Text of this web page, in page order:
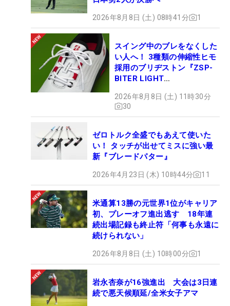
2026年8月8日 (土) 08時41分 1
スイング中のブレをなくした
い人へ！ 3種類の伸縮性ヒモ
採用のブリヂストン『ZSP-
BITER LIGHT
ュー
2026年8月8日 (土) 11時30分
30
ゼロトルク全盛でもあえて使いた
い！ タッチが出せてミスに強い最
新『ブレードパター』
2026年4月23日 (木) 10時44分 11
米通算13勝の元世界1位がキャリア
初、プレーオフ進出逃す 18年連
続出場記録も終止符「何事も永遠に
続けられない」
2026年8月8日 (土) 10時00分 1
岩永杏奈が16強進出 大会は3日連
続で悪天候順延/全米女子アマ